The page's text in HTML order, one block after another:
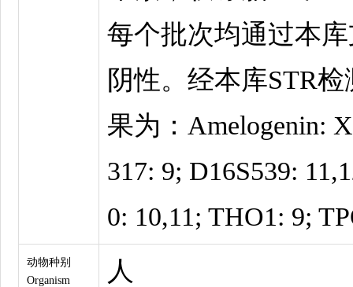
每个批次均通过本
阴性。经本库STR
果为：Amelogenin:
317: 9; D16S539:
0: 10,11; THO1: 9;
动物种别
Organism
人